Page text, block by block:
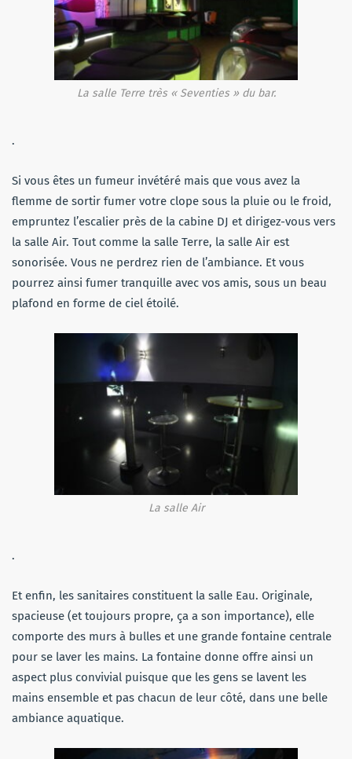
La salle Terre très « Seventies » du bar.
.
Si vous êtes un fumeur invétéré mais que vous avez la
flemme de sortir fumer votre clope sous la pluie ou le froid,
empruntez l’escalier près de la cabine DJ et dirigez-vous vers
la salle Air. Tout comme la salle Terre, la salle Air est
sonorisée. Vous ne perdrez rien de l’ambiance. Et vous
pourrez ainsi fumer tranquille avec vos amis, sous un beau
plafond en forme de ciel étoilé.
La salle Air
.
Et enfin, les sanitaires constituent la salle Eau. Originale,
spacieuse (et toujours propre, ça a son importance), elle
comporte des murs à bulles et une grande fontaine centrale
pour se laver les mains. La fontaine donne offre ainsi un
aspect plus convivial puisque que les gens se lavent les
mains ensemble et pas chacun de leur côté, dans une belle
ambiance aquatique.